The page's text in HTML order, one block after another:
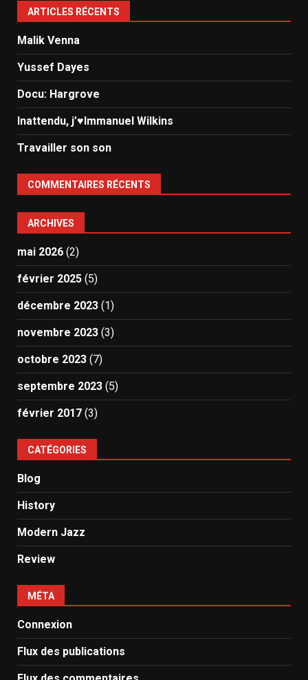
ARTICLES RÉCENTS
Malik Venna
Yussef Dayes
Docu: Hargrove
Inattendu, j’♥️Immanuel Wilkins
Travailler son son
COMMENTAIRES RÉCENTS
ARCHIVES
mai 2026 (2)
février 2025 (5)
décembre 2023 (1)
novembre 2023 (3)
octobre 2023 (7)
septembre 2023 (5)
février 2017 (3)
CATÉGORIES
Blog
History
Modern Jazz
Review
MÉTA
Connexion
Flux des publications